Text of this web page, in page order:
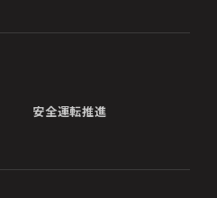
安全運転推進